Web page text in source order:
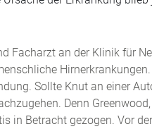
Facharzt an der Klinik für
Sollte Knut an einer
Denn
in Betracht gezogen. Vor